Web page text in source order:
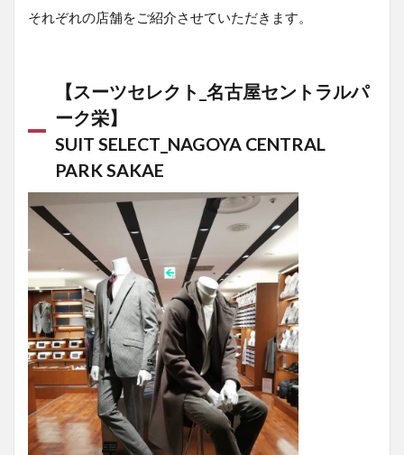
それぞれの店舗をご紹介させていただきます。
【スーツセレクト_名古屋セントラルパ
ーク栄】
SUIT SELECT_NAGOYA CENTRAL
PARK SAKAE